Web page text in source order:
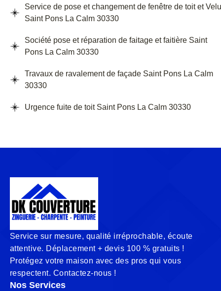
Service de pose et changement de fenêtre de toit et
Saint Pons La Calm 30330
Société pose et réparation de faitage et faitière Saint
Pons La Calm 30330
Travaux de ravalement de façade Saint Pons La Calm
30330
Urgence fuite de toit Saint Pons La Calm 30330
Service sur mesure, qualité irréprochable, écoute
attentive. Déplacement + devis 100 % gratuits !
Protégez votre maison avec des pros qui vous
respectent. Contactez-nous !
Nos Services